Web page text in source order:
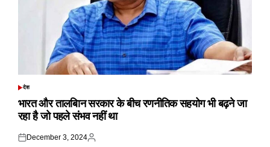
POSTED
देश
भारत और तालबिान सरकार के बीच रणनीतिक सहयोग भी बढ़ने जा
रहा है जो पहले संभव नहीं था
Posted
December 3, 2024
Posted